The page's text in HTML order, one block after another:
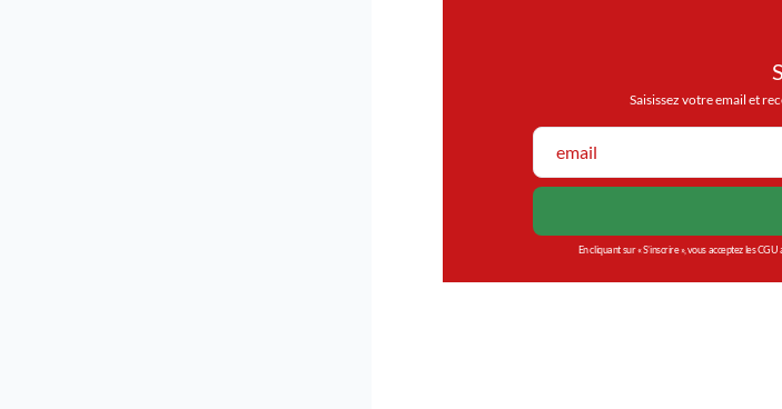
Saisissez votre email et
En cliquant sur « S’inscrire », vous acceptez les